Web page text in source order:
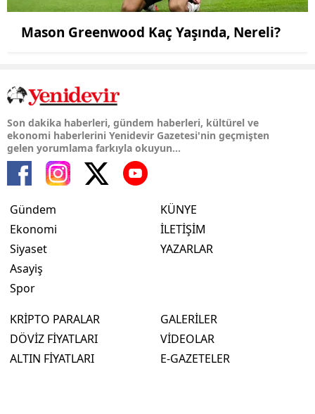
Mason Greenwood Kaç Yaşında, Nereli?
Son dakika haberleri, gündem haberleri, kültürel ve
ekonomi haberlerini Yenidevir Gazetesi'nin geçmişten
gelen yorumlama farkıyla okuyun...
Gündem
Ekonomi
Siyaset
Asayiş
Spor
KÜNYE
İLETİŞİM
YAZARLAR
KRİPTO PARALAR
DÖVİZ FİYATLARI
ALTIN FİYATLARI
GALERİLER
VİDEOLAR
E-GAZETELER